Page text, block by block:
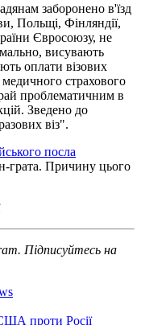
заборонено в'їзд
Польщі, Фінляндії,
Євросоюзу, не
висувають
оплати візових
медичного страхового
проблематичним в
Зведено до
віз".
посла
грата. Причину цього
Підписуйтесь на
проти Росії